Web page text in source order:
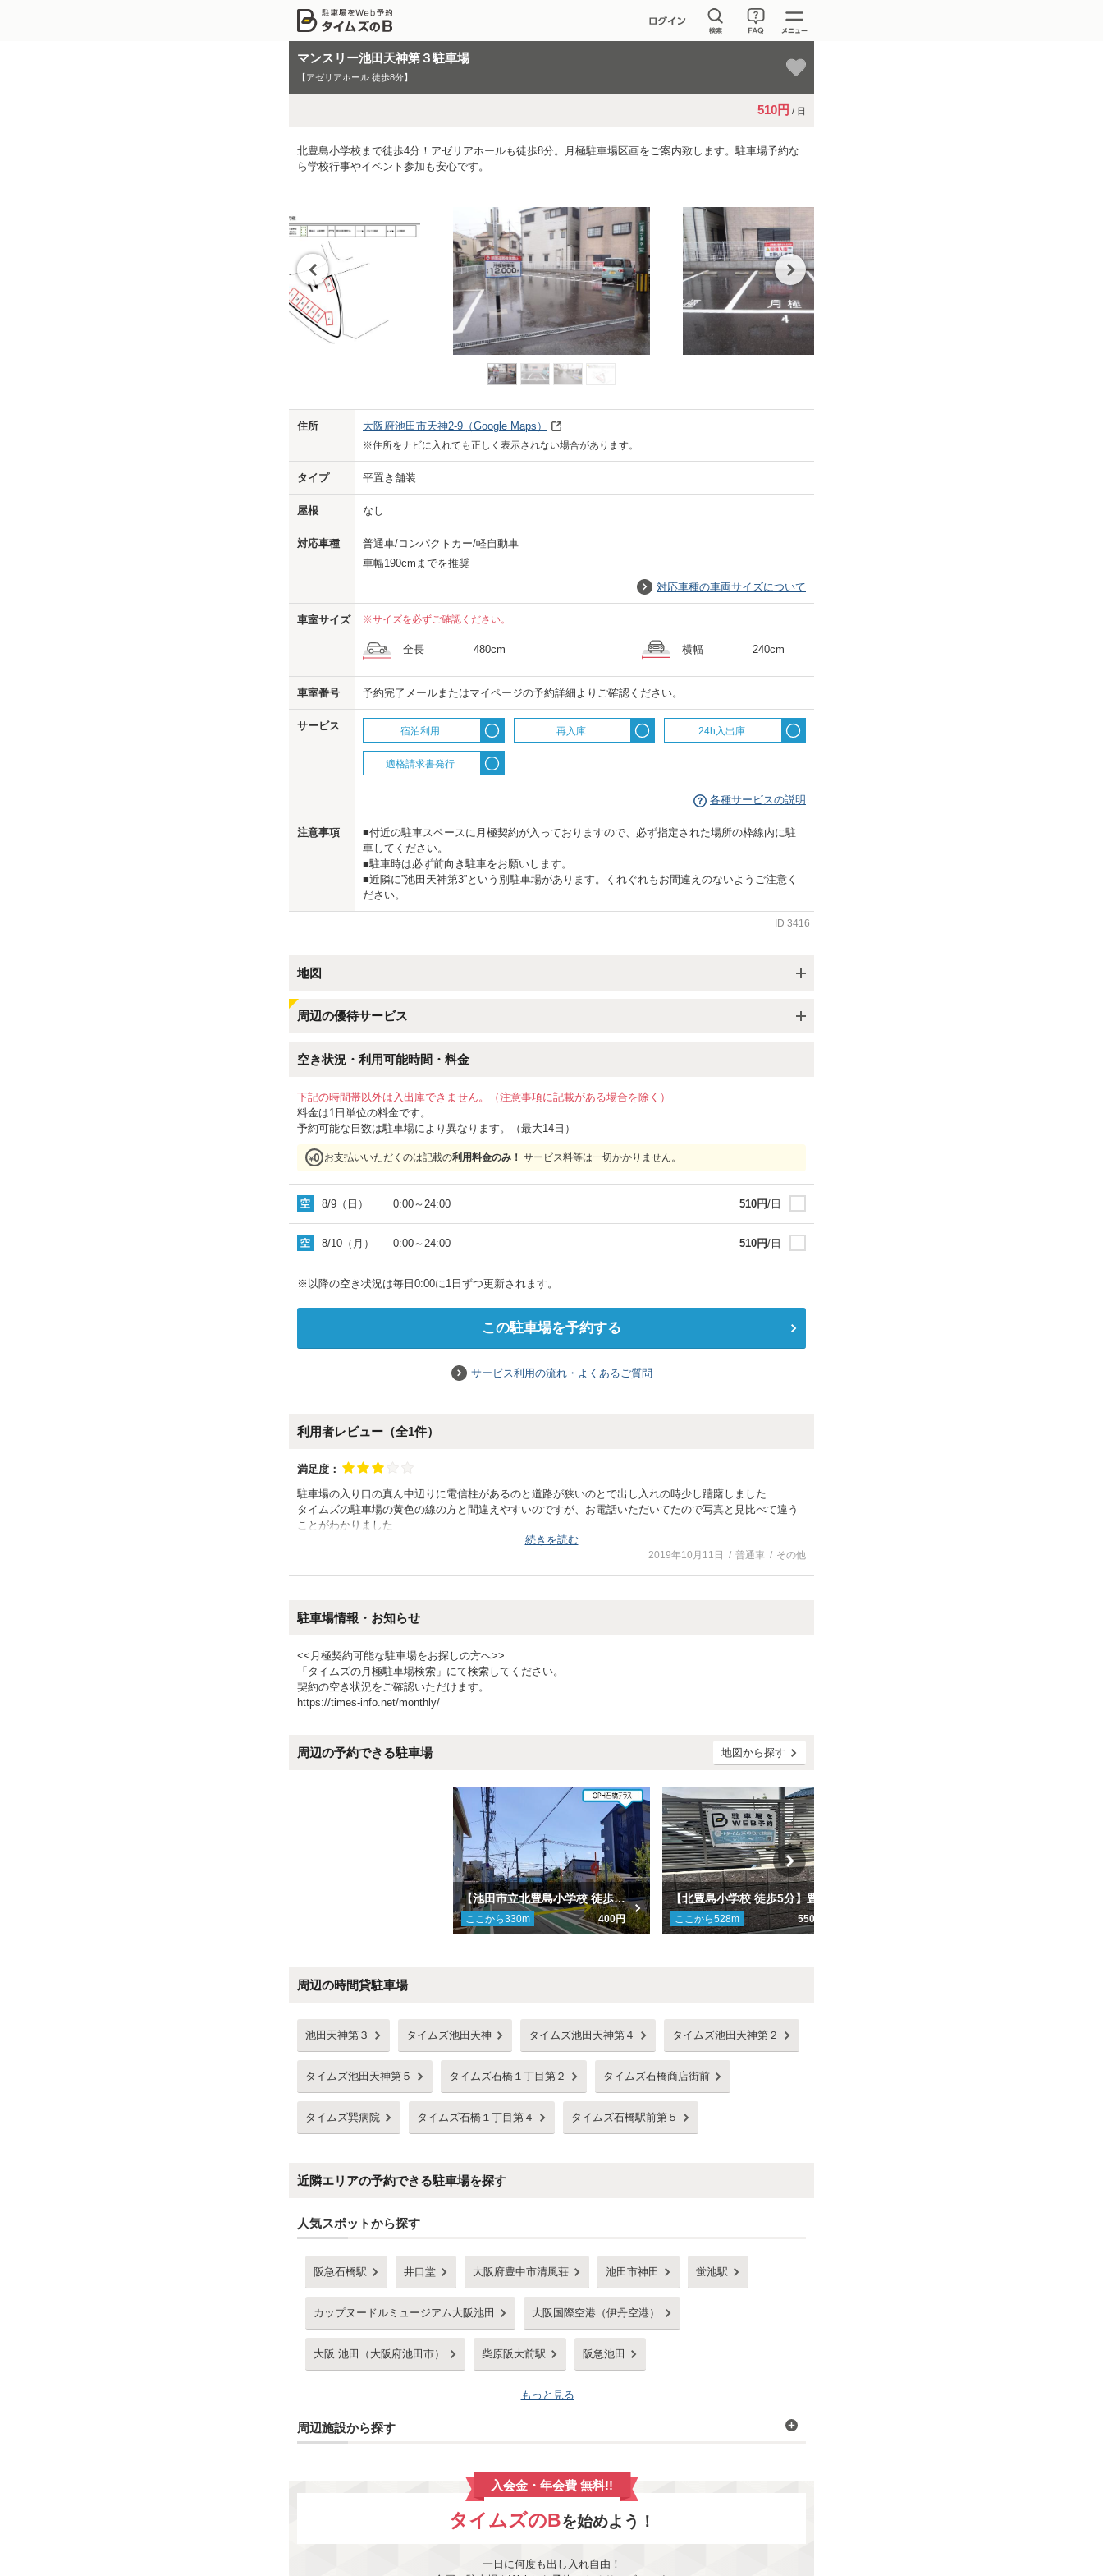
マンスリー池田天神第３駐車場
【アゼリアホール 徒歩8分】
510円 / 日
北豊島小学校まで徒歩4分！アゼリアホールも徒歩8分。月極駐車場区画をご案内致します。駐車場予約な
ら学校行事やイベント参加も安心です。
Previo
住所 大阪府池田市天神2-9 （Google Maps）
※住所をナビに入れても正しく表示されない場合があります。
タイプ 平置き舗装
屋根 なし
対応車種
普通車/コンパクトカー/軽自動車
車幅190cmまでを推奨
対応車種の車両サイズについて
車室サイズ ※サイズを必ずご確認ください。
全長 480cm 横幅 240cm
車室番号 予約完了メールまたはマイページの予約詳細よりご確認ください。
サービス 宿泊利用 再入庫 24h入出庫
適格請求書発行
各種サービスの説明
注意事項
■付近の駐車スペースに月極契約が入っておりますので、必ず指定された場所の枠線内に駐
車してください。
■駐車時は必ず前向き駐車をお願いします。
■近隣に”池田天神第3”という別駐車場があります。くれぐれもお間違えのないようご注意く
ださい。
ID 3416
地図
周辺の優待サービス
空き状況・利用可能時間・料金
下記の時間帯以外は入出庫できません。（注意事項に記載がある場合を除く）
料金は1日単位の料金です。
予約可能な日数は駐車場により異なります。（最大14日）
お支払いいただくのは記載の利用料金のみ！ サービス料等は一切かかりません。
8/9（日） 0:00～ 24:00 510円/日
8/10（月） 0:00～ 24:00 510円/日
※以降の空き状況は毎日0:00に1日ずつ更新されます。
この駐車場を予約する
サービス利用の流れ・よくあるご質問
利用者レビュー（全1件）
満足度：
駐車場の入り口の真ん中辺りに電信柱があるのと道路が狭いのとで出し入れの時少し躊躇しました
タイムズの駐車場の黄色の線の方と間違えやすいのですが、お電話いただいてたので写真と見比べて違う
ことがわかりました
お電話いただくときに、黄色の線ではなくて白のフェンスに囲まれた方の駐車場だと言っていただくとも
それか写真に３つ全体の駐車場の全体写真を載せていただいて、ここ○みたいに印してもらえたら一番いい
続きを読む
2019年10月11日 普通車 その他
駐車場情報・お知らせ
<<月極契約可能な駐車場をお探しの方へ>>
「タイムズの月極駐車場検索」にて検索してください。
契約の空き状況をご確認いただけます。
https://times-info.net/monthly/
周辺の予約できる駐車場 地図から探す
【池田市立北豊島小学校 徒歩2分】OPH石橋テラス駐車場
ここから330m 400円 ここから528m 550円～
周辺の時間貸駐車場
池田天神第３ タイムズ池田天神 タイムズ池田天神第４ タイムズ池田天神第２
タイムズ池田天神第５ タイムズ石橋１丁目第２ タイムズ石橋商店街前
タイムズ巽病院 タイムズ石橋１丁目第４ タイムズ石橋駅前第５
近隣エリアの予約できる駐車場を探す
人気スポットから探す
阪急石橋駅 井口堂 大阪府豊中市清風荘 池田市神田 蛍池駅
カップヌードルミュージアム大阪池田 大阪国際空港（伊丹空港）
大阪 池田（大阪府池田市） 柴原阪大前駅 阪急池田
もっと見る
周辺施設から探す
入会金・年会費 無料!!
タイムズのBを始めよう！
一日に何度も出し入れ自由！